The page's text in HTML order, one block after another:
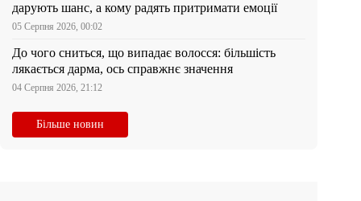
дарують шанс, а кому радять притримати емоції
05 Серпня 2026, 00:02
До чого сниться, що випадає волосся: більшість
лякається дарма, ось справжнє значення
04 Серпня 2026, 21:12
Більше новин